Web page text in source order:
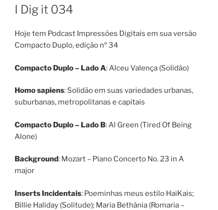
ON
I Dig it 034
Hoje tem Podcast Impressões Digitais em sua versão
Compacto Duplo, edição nº 34
Compacto Duplo – Lado A: Alceu Valença (Solidão)
Homo sapiens: Solidão em suas variedades urbanas,
suburbanas, metropolitanas e capitais
Compacto Duplo – Lado B: Al Green (Tired Of Being
Alone)
Background: Mozart – Piano Concerto No. 23 in A
major
Inserts Incidentais: Poeminhas meus estilo HaiKais;
Billie Haliday (Solitude); Maria Bethânia (Romaria –